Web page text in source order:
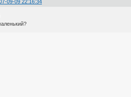
09-09 22:16:34